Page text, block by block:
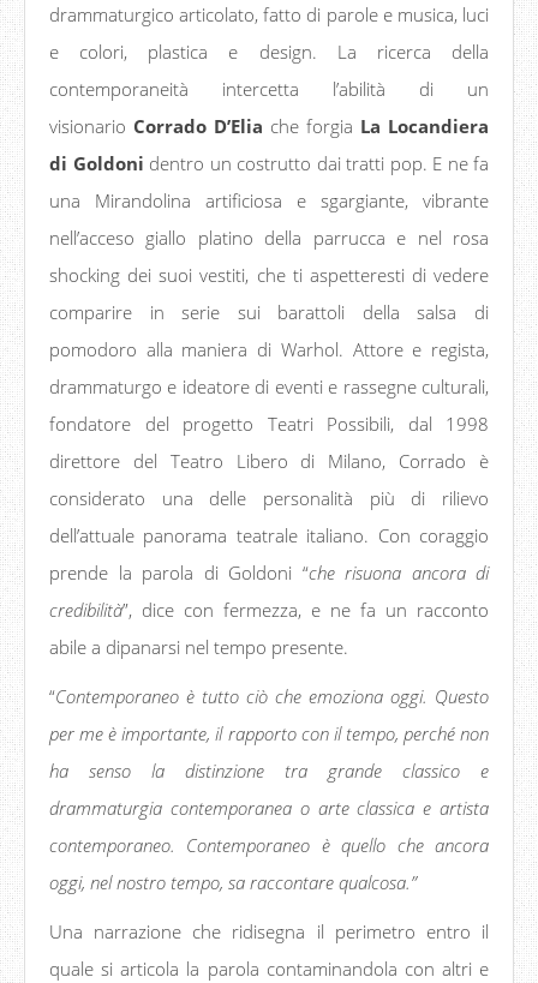
drammaturgico articolato, fatto di parole e musica, luci
e colori, plastica e design. La ricerca della
contemporaneità intercetta l’abilità di un
visionario Corrado D’Elia che forgia La Locandiera
di Goldoni dentro un costrutto dai tratti pop. E ne fa
una Mirandolina artificiosa e sgargiante, vibrante
nell’acceso giallo platino della parrucca e nel rosa
shocking dei suoi vestiti, che ti aspetteresti di vedere
comparire in serie sui barattoli della salsa di
pomodoro alla maniera di Warhol. Attore e regista,
drammaturgo e ideatore di eventi e rassegne culturali,
fondatore del progetto Teatri Possibili, dal 1998
direttore del Teatro Libero di Milano, Corrado è
considerato una delle personalità più di rilievo
dell’attuale panorama teatrale italiano. Con coraggio
prende la parola di Goldoni “che risuona ancora di
credibilità”, dice con fermezza, e ne fa un racconto
abile a dipanarsi nel tempo presente.
“Contemporaneo è tutto ciò che emoziona oggi. Questo
per me è importante, il rapporto con il tempo, perché non
ha senso la distinzione tra grande classico e
drammaturgia contemporanea o arte classica e artista
contemporaneo. Contemporaneo è quello che ancora
oggi, nel nostro tempo, sa raccontare qualcosa.”
Una narrazione che ridisegna il perimetro entro il
quale si articola la parola contaminandola con altri e